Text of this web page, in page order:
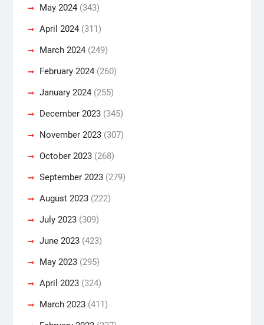
May 2024(343)
April 2024(311)
March 2024(249)
February 2024(260)
January 2024(255)
December 2023(345)
November 2023(307)
October 2023(268)
September 2023(279)
August 2023(222)
July 2023(309)
June 2023(423)
May 2023(295)
April 2023(324)
March 2023(411)